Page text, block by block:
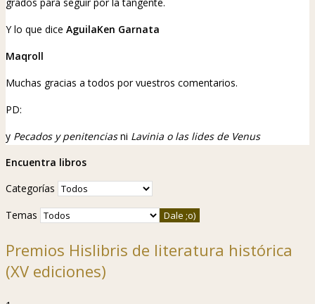
Y lo que dice AguilaKen Garnata
Maqroll
Muchas gracias a todos por vuestros comentarios.
PD:
y Pecados y penitenciasni Lavinia o las lides de Venus
Encuentra libros
Categorías
Temas
Premios Hislibris de literatura histórica
(XV ediciones)